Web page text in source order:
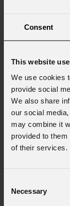
Consent
This website
We use cookies
provide social
We also share
our social
may combine it
provided to
of their services.
Selection
Necessary